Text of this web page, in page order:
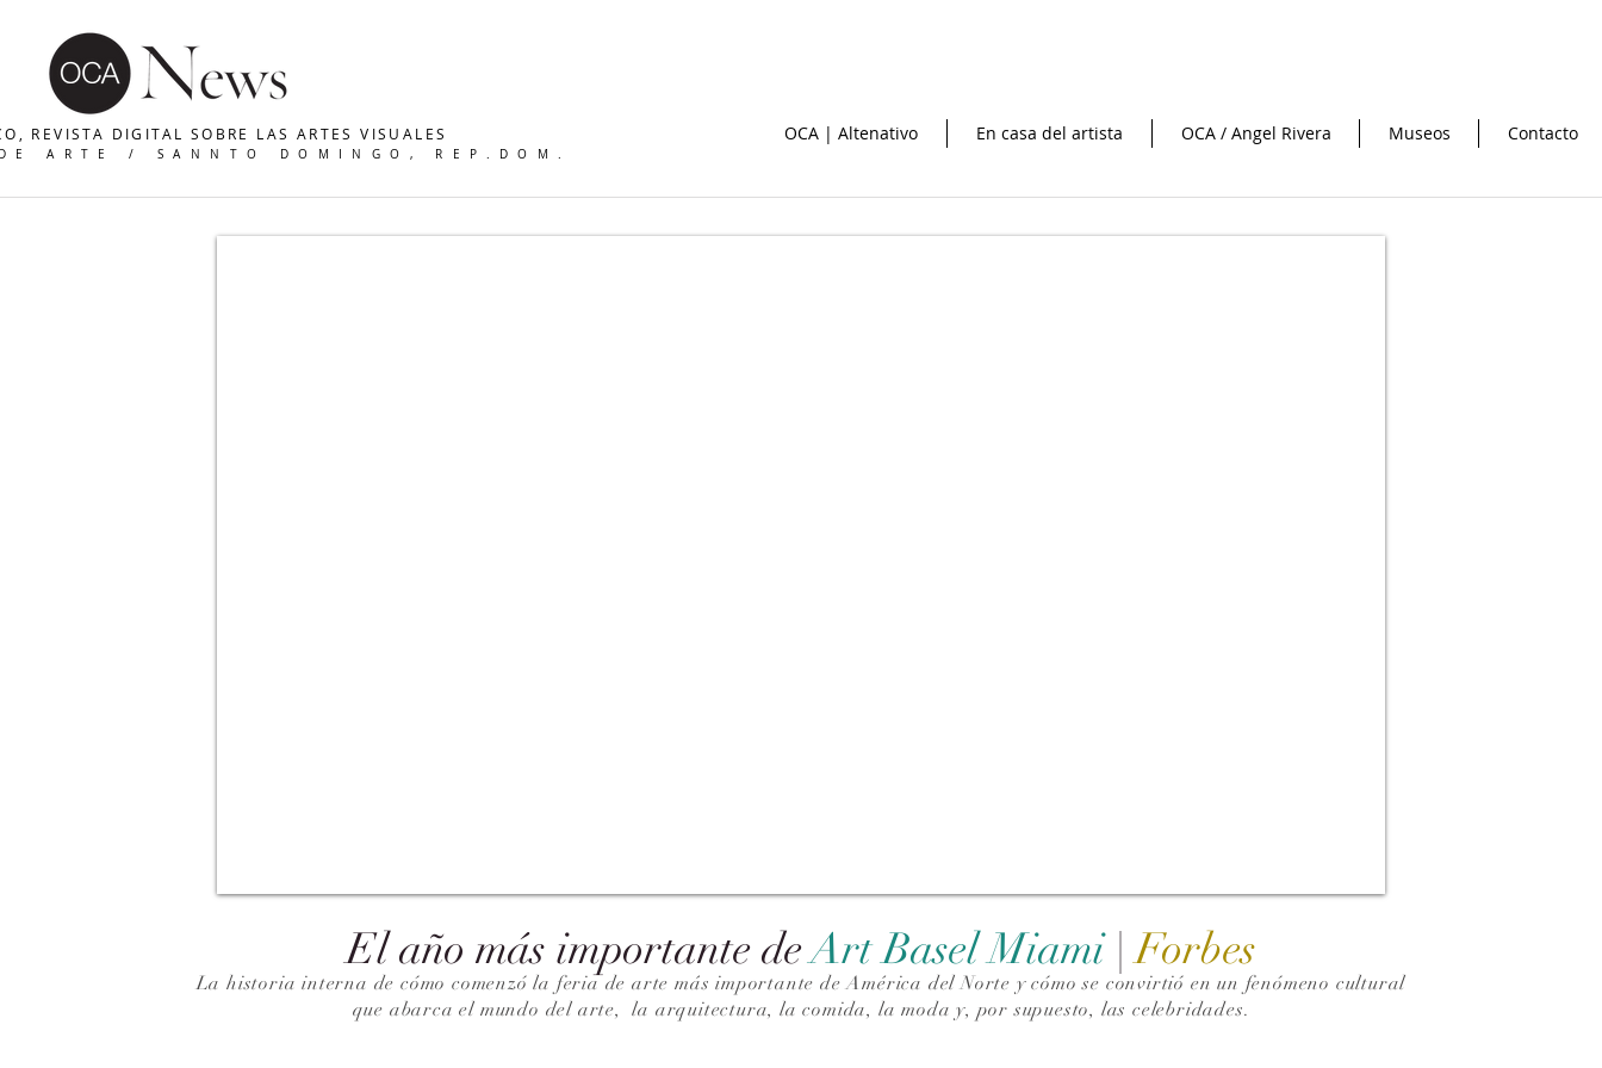
REVISTA DIGITAL SOBRE LAS ARTES VISUALES
DE ARTE / SANNTO DOMINGO, REP.DOM.
OCA | Altenativo En casa del artista OCA / Angel Rivera Museos Contacto
El año más importante deArt Basel Miami |Forbes
La historia interna de cómo comenzó la feria de arte más importante de América del Norte y cómo se convirtió en un fenómeno cultural
que abarca el mundo del arte,la arquitectura, la comida, la moda y, por supuesto, las celebridades.